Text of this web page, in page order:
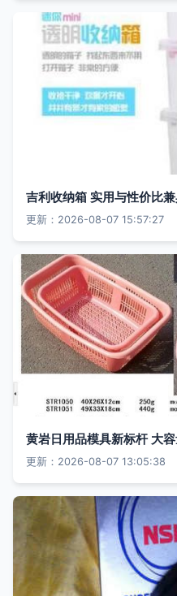
吉利收纳箱 实用与性价比
更新：2026-08-07 15:57:27
更新：2026-08-07 13:05:38